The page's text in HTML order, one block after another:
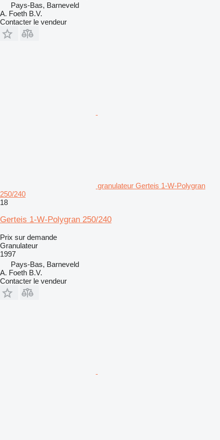
Pays-Bas, Barneveld
A. Foeth B.V.
Contacter le vendeur
granulateur Gerteis 1-W-Polygran
250/240
18
Gerteis 1-W-Polygran 250/240
Prix sur demande
Granulateur
1997
Pays-Bas, Barneveld
A. Foeth B.V.
Contacter le vendeur